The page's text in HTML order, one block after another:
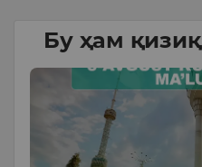
Бу ҳам қизиқ